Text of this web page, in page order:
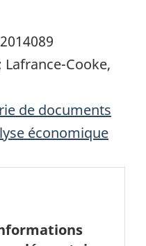
2014089
Lafrance-Cooke,
de documents
économique